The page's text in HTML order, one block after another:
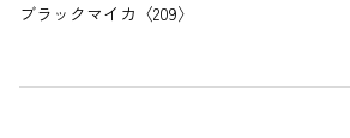
ブラックマイカ〈209〉